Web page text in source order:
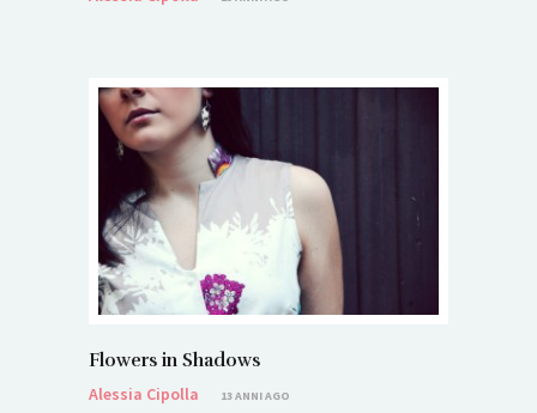
Flowers in Shadows
Alessia Cipolla
13 ANNI AGO